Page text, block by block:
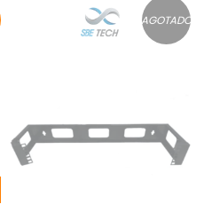
AGOTADO